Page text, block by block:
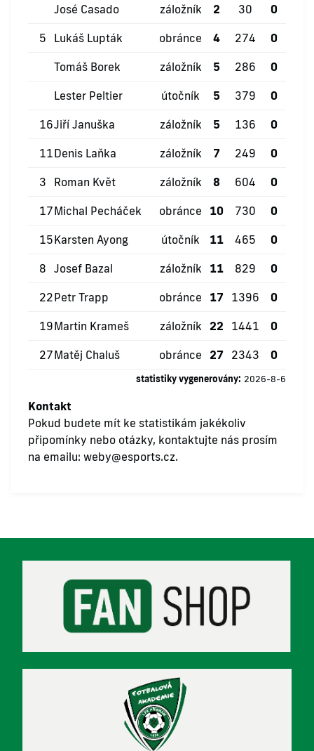
José Casado záložník 2 30 0
5 Lukáš Lupták obránce 4 274 0
Tomáš Borek záložník 5 286 0
Lester Peltier útočník 5 379 0
16Jiří Januška záložník 5 136 0
11Denis Laňka záložník 7 249 0
3 Roman Květ záložník 8 604 0
17Michal Pecháček obránce 10 730 0
15Karsten Ayong útočník 11 465 0
8 Josef Bazal záložník 11 829 0
22Petr Trapp obránce 17 1396 0
19Martin Krameš záložník 22 1441 0
27Matěj Chaluš obránce 27 2343 0
statistiky vygenerovány: 2026-8-6
Kontakt
Pokud budete mít ke statistikám jakékoliv
připomínky nebo otázky, kontaktujte nás prosím
na emailu: weby@esports.cz.